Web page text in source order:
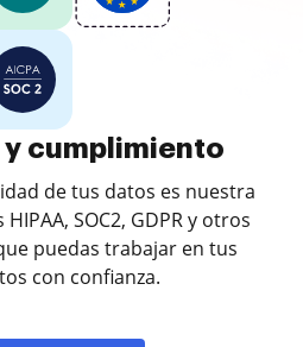
cumplimiento
de tus datos es nuestra
SOC2, GDPR y otros
puedas trabajar en tus
con confianza.